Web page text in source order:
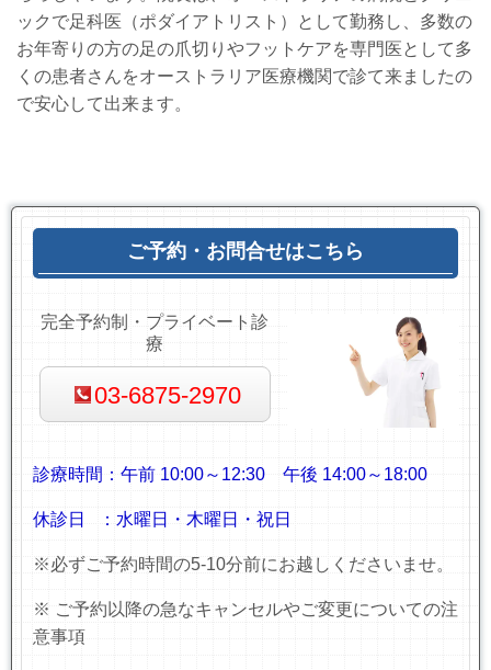
ックで足科医（ポダイアトリスト）として勤務し、多数の
お年寄りの方の足の爪切りやフットケアを専門医として多
くの患者さんをオーストラリア医療機関で診て来ましたの
で安心して出来ます。
ご予約・お問合せはこちら
完全予約制・プライベート診
療
03-6875-2970
診療時間： 午前 10:00～12:30 午後 14:00～18:00
休診日 ：水曜日・木曜日・祝日
※必ずご予約時間の5-10分前にお越しくださいませ。
※ ご予約以降の急なキャンセルやご変更についての注
意事項